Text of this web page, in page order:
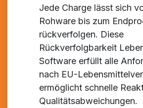
Jede Charge lässt sich
Rohware bis zum
rückverfolgen. Diese
Rückverfolgbarkeit
Software erfüllt alle
nach EU-
ermöglicht schnelle
Qualitätsabweichungen.